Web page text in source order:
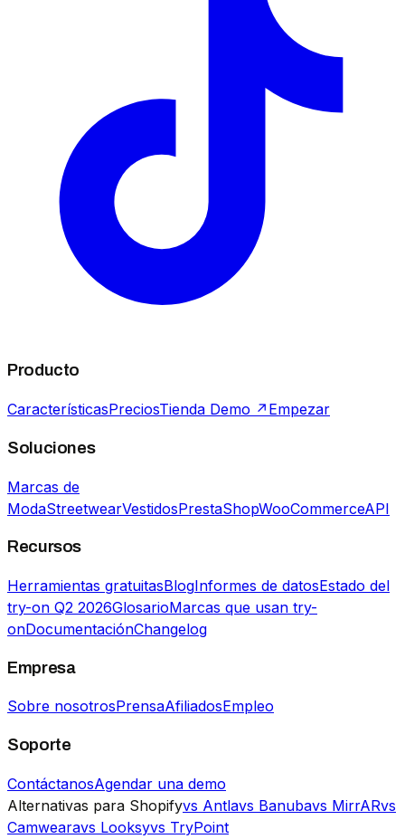
Producto
CaracterísticasPreciosTienda Demo ↗ Empezar
Soluciones
Marcas de
ModaStreetwearVestidosPrestaShopWooCommerceAPI
Recursos
Herramientas gratuitasBlogInformes de datosEstado del
try-on Q2 2026GlosarioMarcas que usan try-
onDocumentaciónChangelog
Empresa
Sobre nosotrosPrensaAfiliadosEmpleo
Soporte
ContáctanosAgendar una demo
Alternativas para Shopifyvs Antlavs Banubavs MirrARvs
Camwearavs Looksyvs TryPoint